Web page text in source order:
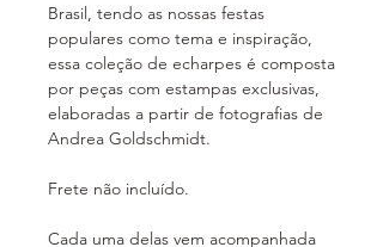
Brasil, tendo as nossas festas
populares como tema e inspiração,
essa coleção de echarpes é composta
por peças com estampas exclusivas,
elaboradas a partir de fotografias de
Andrea Goldschmidt.
Frete não incluído.
Cada uma delas vem acompanhada